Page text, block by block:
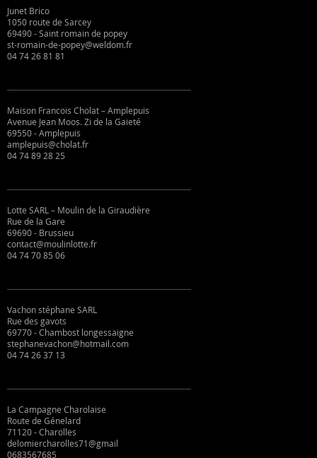
Junet Brico
1050 route de Sarcey
69490 - Saint romain de popey
st-romain-de-popey@weldom.fr
04 74 26 81 81
Maison Francois Cholat – Amplepuis
Avenue Jean Moos. Zi de la Gaieté
69550 - Amplepuis
amplepuis@cholat.fr
04 74 89 28 25
Lotte SARL – Moulin de la Giraudière
Rue de la Gare
69690 - Brussieu
contact@moulinlotte.fr
04 74 70 85 06
Vachon stéphane SARL
Rue des gavots
69770 - Chambost longessaigne
stephanevachon@hotmail.com
04 74 26 37 13
La Campagne Charolaise
Route de Génelard
71120 - Charolles
delomiercharolles71@gmail
0683567685